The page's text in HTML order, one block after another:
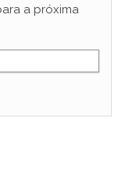
a próxima